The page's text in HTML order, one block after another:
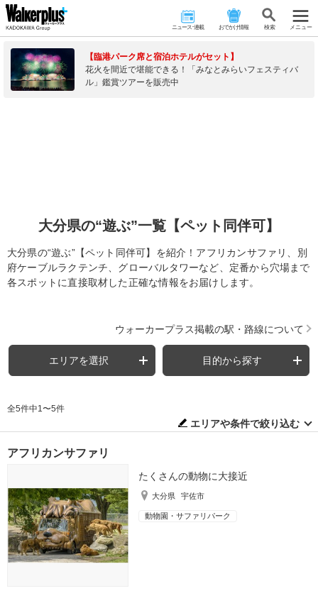
ニュース･連載 おでかけ情報 検 索 メニュー
【臨港パーク席と宿泊ホテルがセット】
花火を間近で堪能できる！「みなとみらいフェスティバ
ル」鑑賞ツアーを販売中
大分県の“遊ぶ”一覧【ペット同伴可】
大分県の“遊ぶ”【ペット同伴可】を紹介！アフリカンサファリ、別
府ケーブルラクテンチ、グローバルタワーなど、定番から穴場まで
各スポットに直接取材した正確な情報をお届けします。
ウォーカープラス掲載の駅・路線について
エリアを選択 目的から探す
全5件中1〜5件
エリアや条件で絞り込む
アフリカンサファリ
たくさんの動物に大接近
大分県 宇佐市
動物園・サファリパーク